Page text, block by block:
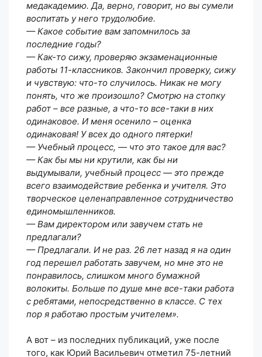
медакадемию. Да, верно, говорит, но вы сумели
воспитать у него трудолюбие.
— Какое событие вам запомнилось за
последние годы?
— Как-то сижу, проверяю экзаменационные
работы 11-классников. Закончил проверку, сижу
и чувствую: что-то случилось. Никак не могу
понять, что же произошло? Смотрю на стопку
работ – все разные, а что-то все-таки в них
одинаковое. И меня осенило – оценка
одинаковая! У всех до одного пятерки!
— Учебный процесс, — что это такое для вас?
— Как бы мы ни крутили, как бы ни
выдумывали, учебный процесс — это прежде
всего взаимодействие ребенка и учителя. Это
творческое целенаправленное сотрудничество
единомышленников.
— Вам директором или завучем стать не
предлагали?
— Предлагали. И не раз. 26 лет назад я на один
год перешел работать завучем, но мне это не
понравилось, слишком много бумажной
волокиты. Больше по душе мне все-таки работа
с ребятами, непосредственно в классе. С тех
пор я работаю простым учителем».
А вот – из последних публикаций, уже после
того, как Юрий Васильевич отметил 75-летний